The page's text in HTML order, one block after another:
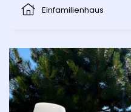
Einfamilienhaus